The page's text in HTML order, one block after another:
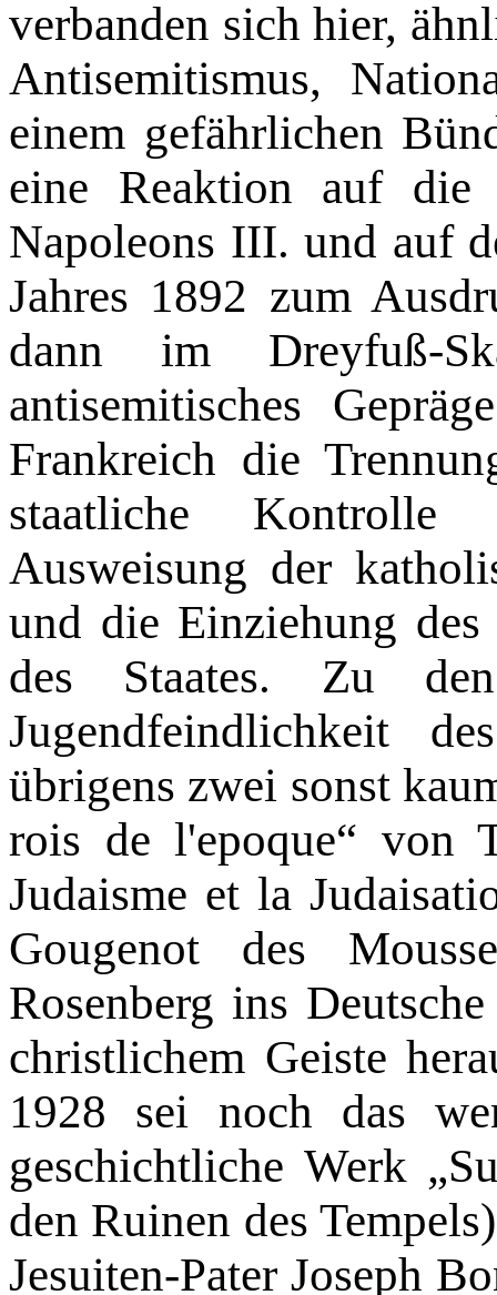
verbanden sich hier,
Antisemitismus,
einem gefährlichen
eine Reaktion auf die
Napoleons III. und auf
Jahres 1892 zum
dann im Dreyfuß-
antisemitisches
Frankreich die
staatliche Kontrolle
Ausweisung der
und die Einziehung des
des Staates. Zu den
Jugendfeindlichkeit
übrigens zwei sonst
rois de l'epoque“ von
Judaisme et la
Gougenot des
Rosenberg ins
christlichem Geiste
1928 sei noch das
geschichtliche Werk
den Ruinen des
Jesuiten-Pater Joseph